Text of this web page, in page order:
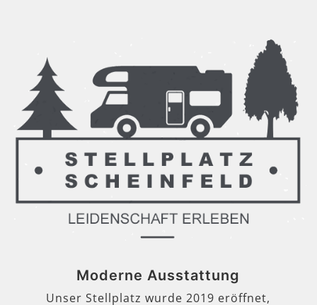
Moderne Ausstattung
Unser Stellplatz wurde 2019 eröffnet,